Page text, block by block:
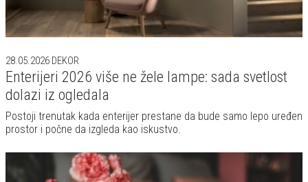
28.05.2026 DEKOR
Enterijeri 2026 više ne žele lampe: sada svetlost
dolazi iz ogledala
Postoji trenutak kada enterijer prestane da bude samo lepo uređen
prostor i počne da izgleda kao iskustvo.